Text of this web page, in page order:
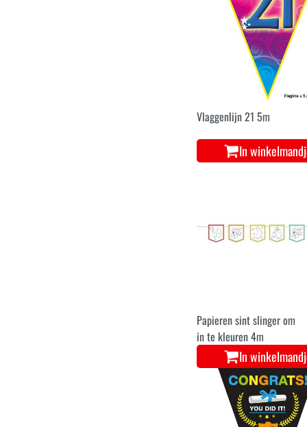
Vlaggenlijn 21 5m
In
Papieren sint slinger om
in te kleuren 4m
In